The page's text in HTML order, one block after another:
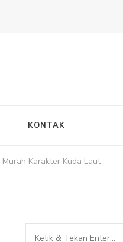
KONTAK
Karakter Kuda Laut
Mencari